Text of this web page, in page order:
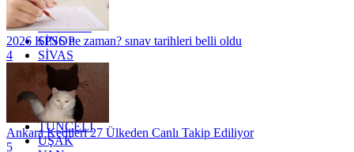
SAKARYA
SAMSUN
SİNOP
SİVAS
SİİRT
TEKİRDAĞ
TOKAT
TRABZON
TUNCELİ
UŞAK
2026 KPSS ne zaman? sınav tarihleri belli oldu
4
Ankara Kedileri 27 Ülkeden Canlı Takip Ediliyor
5